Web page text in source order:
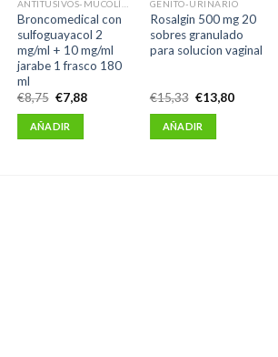
Broncomedical con
sulfoguayacol 2
mg/ml + 10 mg/ml
jarabe 1 frasco 180
ml
€8,75 El
precio
original
era:
€8,75.
€7,88El
AÑADIR
GENITO-URINARIO
Rosalgin 500 mg 20
sobres granulado
para solucion vaginal
€15,33 El
precio
original
era:
€15,33.
€13,80El
AÑADIR